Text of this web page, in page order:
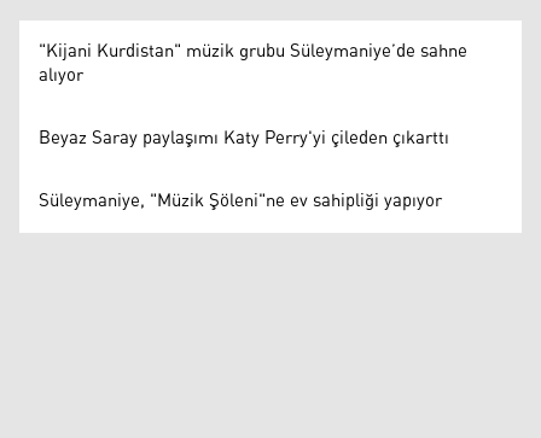
"Kijani Kurdistan" müzik grubu Süleymaniye’de sahne
alıyor
Beyaz Saray paylaşımı Katy Perry'yi çileden çıkarttı
Süleymaniye, "Müzik Şöleni"ne ev sahipliği yapıyor